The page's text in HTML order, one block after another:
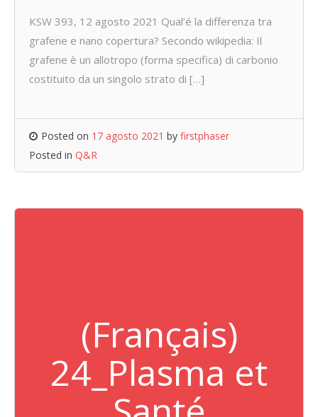
KSW 393, 12 agosto 2021 Qual’é la differenza tra
grafene e nano copertura? Secondo wikipedia: Il
grafene è un allotropo (forma specifica) di carbonio
costituito da un singolo strato di […]
Posted on 17 agosto 2021 by firstphaser
Posted in Q&R
(Français)
24_Plasma et